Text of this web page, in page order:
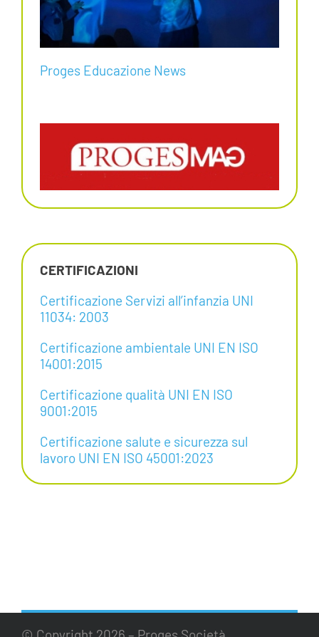
Proges Educazione News
CERTIFICAZIONI
Certificazione Servizi all’infanzia UNI
11034: 2003
Certificazione ambientale UNI EN ISO
14001:2015
Certificazione qualità UNI EN ISO
9001:2015
Certificazione salute e sicurezza sul
lavoro UNI EN ISO 45001:2023